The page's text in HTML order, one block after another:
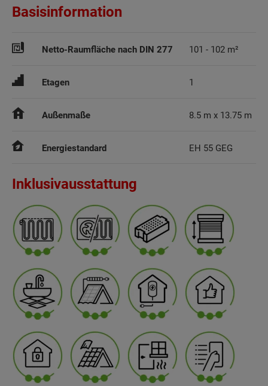
Basisinformation
Netto-Raumfläche nach DIN 277 101 - 102 m²
Etagen 1
Außenmaße 8.5 m x 13.75 m
Energiestandard EH 55 GEG
Inklusivausstattung